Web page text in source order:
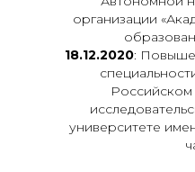
организации
18.12.2020:
университете